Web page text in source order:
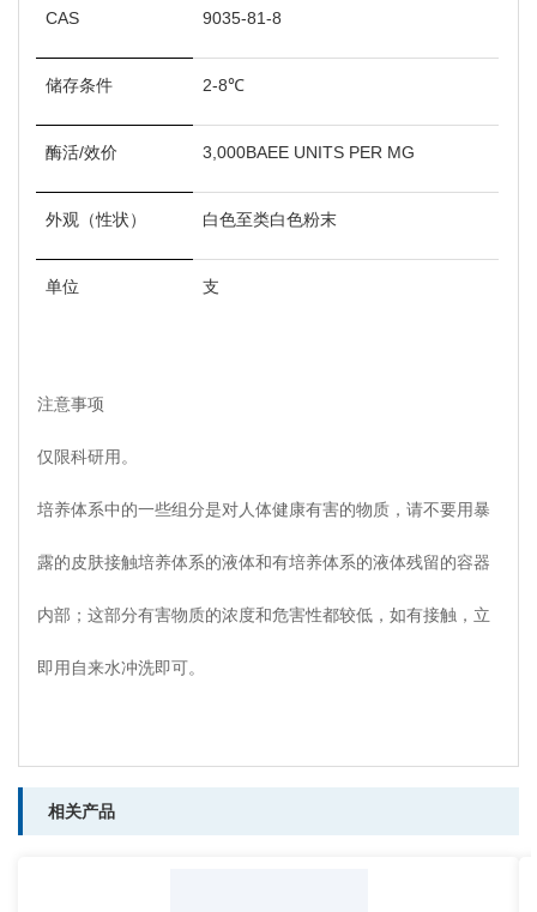
CAS 9035-81-8
储存条件 2-8℃
酶活/效价 3,000BAEE UNITS PER MG
外观（性状） 白色至类白色粉末
单位 支
注意事项
仅限科研用。
培养体系中的一些组分是对人体健康有害的物质，请不要用暴
露的皮肤接触培养体系的液体和有培养体系的液体残留的容器
内部；这部分有害物质的浓度和危害性都较低，如有接触，立
即用自来水冲洗即可。
相关产品